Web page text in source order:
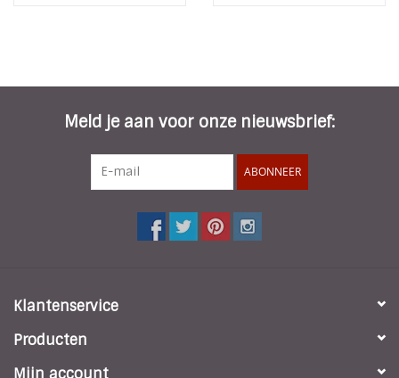
Meld je aan voor onze nieuwsbrief:
ABONNEER
Klantenservice
Producten
Mijn account